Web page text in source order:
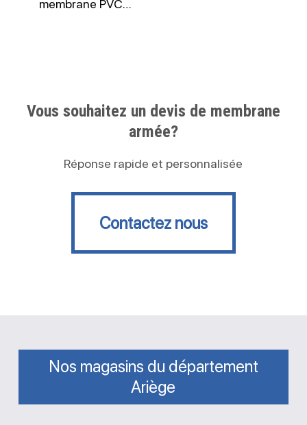
membrane PVC…
Vous souhaitez un devis de membrane
armée?
Réponse rapide et personnalisée
Contactez nous
Contactez nous
Nos magasins du département
Ariège